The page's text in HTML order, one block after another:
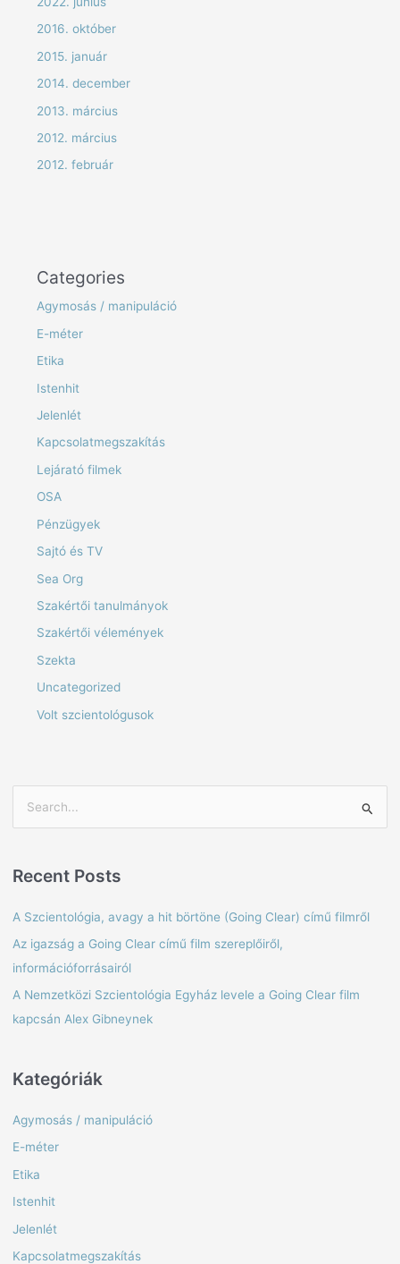
2016. október
2015. január
2014. december
2013. március
2012. március
2012. február
Categories
Agymosás / manipuláció
E-méter
Etika
Istenhit
Jelenlét
Kapcsolatmegszakítás
Lejárató filmek
OSA
Pénzügyek
Sajtó és TV
Sea Org
Szakértői tanulmányok
Szakértői vélemények
Szekta
Uncategorized
Volt szcientológusok
r
r
:
Recent Posts
A Szcientológia, avagy a hit börtöne (Going Clear) című filmről
Az igazság a Going Clear című film szereplőiről,
információforrásairól
A Nemzetközi Szcientológia Egyház levele a Going Clear film
kapcsán Alex Gibneynek
Kategóriák
Agymosás / manipuláció
E-méter
Etika
Istenhit
Jelenlét
Kapcsolatmegszakítás